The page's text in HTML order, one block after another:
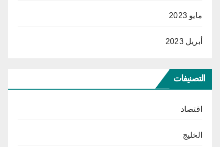
مايو 2023
أبريل 2023
التصنيفات
اقتصاد
الخليج